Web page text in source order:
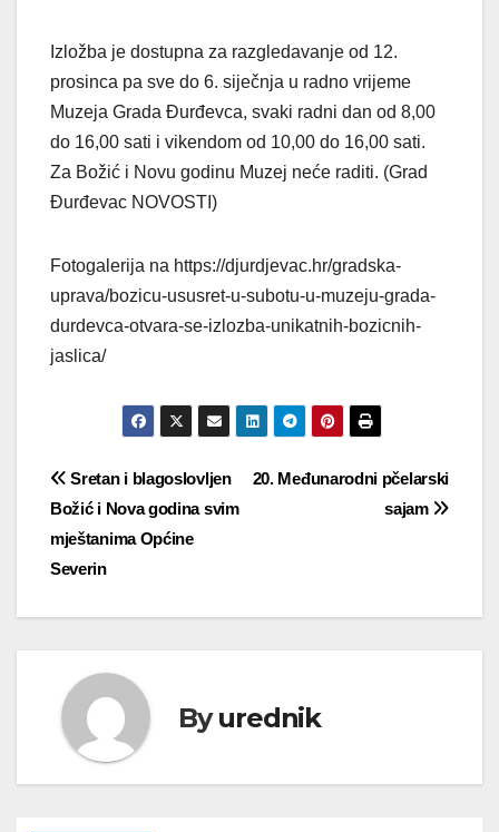
Izložba je dostupna za razgledavanje od 12.
prosinca pa sve do 6. siječnja u radno vrijeme
Muzeja Grada Đurđevca, svaki radni dan od 8,00
do 16,00 sati i vikendom od 10,00 do 16,00 sati.
Za Božić i Novu godinu Muzej neće raditi. (Grad
Đurđevac NOVOSTI)
Fotogalerija na https://djurdjevac.hr/gradska-
uprava/bozicu-ususret-u-subotu-u-muzeju-grada-
durdevca-otvara-se-izlozba-unikatnih-bozicnih-
jaslica/
Navigacija
objava
20. Međunarodni pčelarski
sajam
Sretan i blagoslovljen
Božić i Nova godina svim
mještanima Općine
Severin
Byurednik